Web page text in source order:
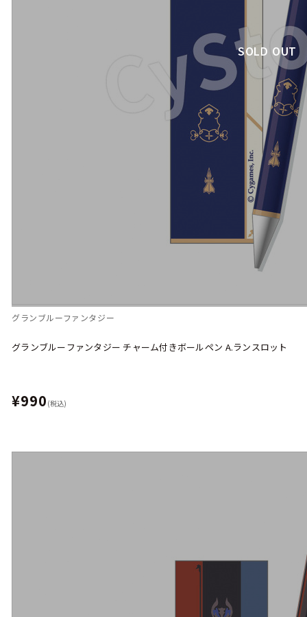
SOLD OUT
グランブルーファンタジー
グランブルーファンタジー チャーム付きボールペン A.ランスロット
¥990 (税込)